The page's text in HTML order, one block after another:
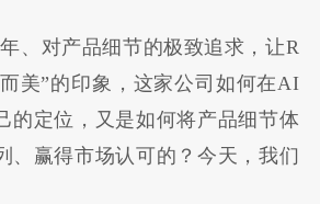
、对产品细节的极致追求，让R
美”的印象，这家公司如何在AI
的定位，又是如何将产品细节体
、赢得市场认可的？今天，我们